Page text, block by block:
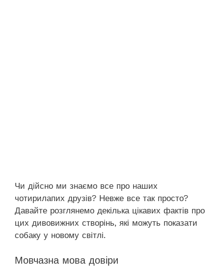
Чи дійсно ми знаємо все про наших
чотирилапих друзів? Невже все так просто?
Давайте розглянемо декілька цікавих фактів про
цих дивовижних створінь, які можуть показати
собаку у новому світлі.
Мовчазна мова довіри